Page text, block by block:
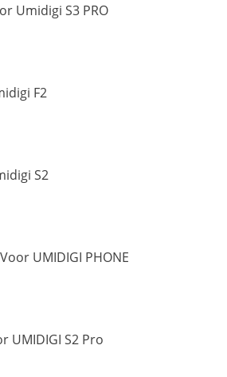
Umidigi S3 PRO
F2
S2
UMIDIGI PHONE
UMIDIGI S2 Pro